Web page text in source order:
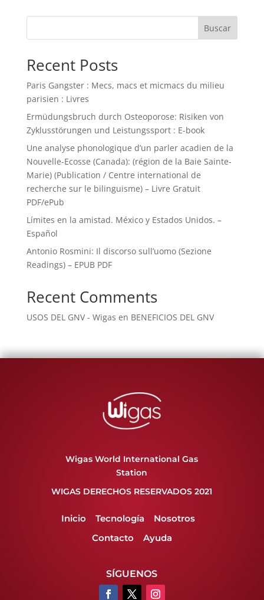
Buscar
Recent Posts
Paris Gangster : Mecs, macs et micmacs du milieu
parisien : Livres
Ermüdungsbruch durch Osteoporose: Risiken von
Zyklusstörungen und Leistungssport : E-book
Une analyse phonologique d’un parler acadien de la
Nouvelle-Ecosse (Canada): (région de la Baie Sainte-
Marie) (Publication / Centre international de
recherche sur le bilinguisme) – Livre Gratuit
PDF/ePub
Límites en la amistad. México y Estados Unidos. –
Español
Antonio Rosmini: Il discorso sull’uomo (Sezione
Readings) – EPUB PDF
Recent Comments
USOS DEL GNV - Wigas en BENEFICIOS DEL GNV
Wigas World International Gas
Station
WIGAS DERECHOS RESERVADOS 2021
Inicio Tecnología
Nosotros
Contacto
Ayuda
SÍGUENOS